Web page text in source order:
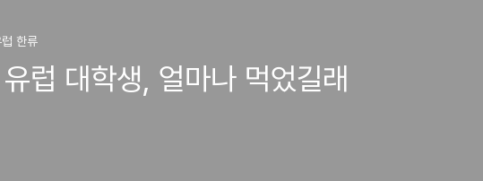
한류
럽 대학생, 얼마나 먹었길래